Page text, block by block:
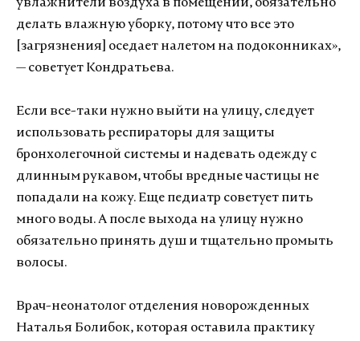
увлажнители воздуха в помещении, обязательно
делать влажную уборку, потому что все это
[загрязнения] оседает налетом на подоконниках»,
— советует Кондратьева.
Если все-таки нужно выйти на улицу, следует
использовать респираторы для защиты
бронхолегочной системы и надевать одежду с
длинным рукавом, чтобы вредные частицы не
попадали на кожу. Еще педиатр советует пить
много воды. А после выхода на улицу нужно
обязательно принять душ и тщательно промыть
волосы.
Врач-неонатолог отделения новорожденных
Наталья Болибок, которая оставила практику